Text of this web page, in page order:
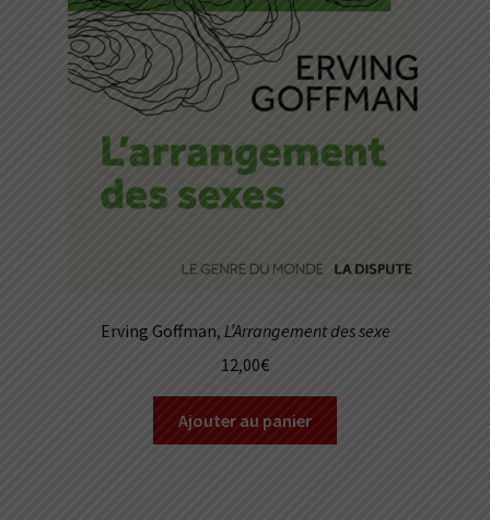
Erving Goffman, L’Arrangement des sexe
12,00€
Ajouter au panier